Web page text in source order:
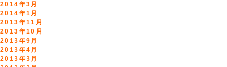
2014年3月
2014年1月
2013年11月
2013年10月
2013年9月
2013年4月
2013年3月